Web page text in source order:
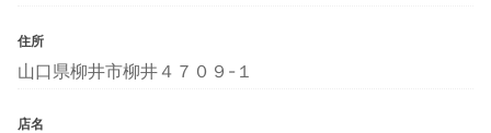
住所
山口県柳井市柳井４７０９-１
店名